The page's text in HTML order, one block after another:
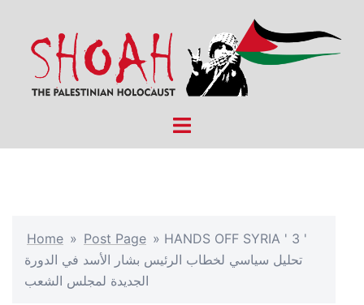
content
Toggle
Home » Post Page » HANDS OFF SYRIA ' 3 '
تحليل سياسي لخطاب الرئيس بشار الأسد في الدورة
الجديدة لمجلس الشعب